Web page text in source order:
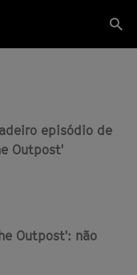
episódio de
Outpost'
Outpost': não